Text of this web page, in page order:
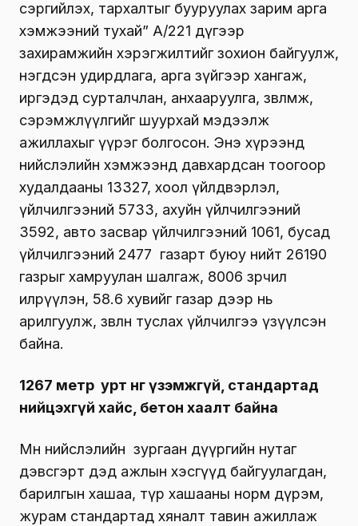
сэргийлэх, тархалтыг бууруулах зарим арга
хэмжээний тухай” А/221 дүгээр
захирамжийн хэрэгжилтийг зохион байгуулж,
нэгдсэн удирдлага, арга зүйгээр хангаж,
иргэдэд сурталчлан, анхааруулга, зөвлөмж,
сэрэмжлүүлгийг шуурхай мэдээлж
ажиллахыг үүрэг болгосон. Энэ хүрээнд
нийслэлийн хэмжээнд давхардсан тоогоор
худалдааны 13327, хоол үйлдвэрлэл,
үйлчилгээний 5733, ахуйн үйлчилгээний
3592, авто засвар үйлчилгээний 1061, бусад
үйлчилгээний 2477 газарт буюу нийт 26190
газрыг хамруулан шалгаж, 8006 зөрчил
илрүүлэн, 58.6 хувийг газар дээр нь
арилгуулж, зөвлөн туслах үйлчилгээ үзүүлсэн
байна.
1267 метр урт өнгө үзэмжгүй, стандартад
нийцэхгүй хайс, бетон хаалт байна
Мөн нийслэлийн зургаан дүүргийн нутаг
дэвсгэрт дэд ажлын хэсгүүд байгуулагдан,
барилгын хашаа, түр хашааны норм дүрэм,
журам стандартад хяналт тавин ажиллаж